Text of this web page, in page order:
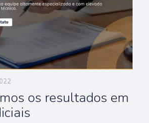
os resultados em